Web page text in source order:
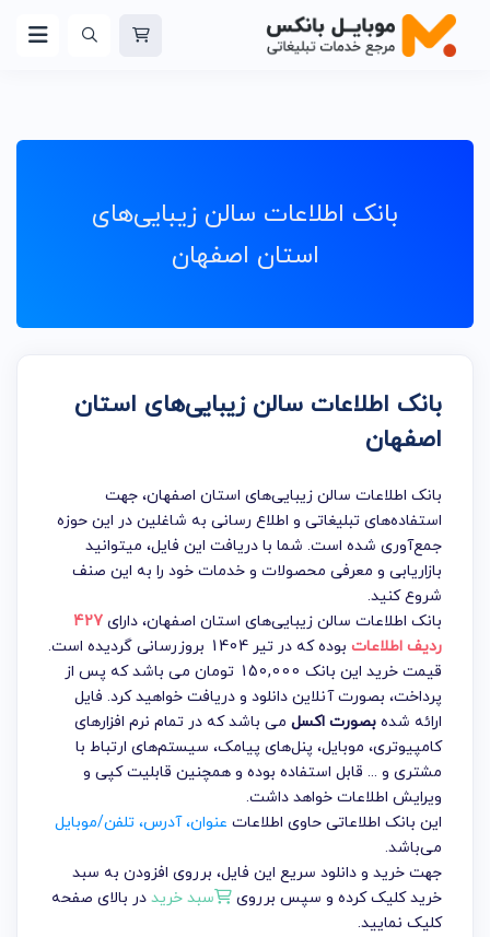
بانک اطلاعات سالن زیبایی‌های
استان اصفهان
بانک اطلاعات سالن زیبایی‌های استان
اصفهان
بانک اطلاعات سالن زیبایی‌های استان اصفهان، جهت
استفاده‌های تبلیغاتی و اطلاع رسانی به شاغلین در این حوزه
جمع‌آوری شده است. شما با دریافت این فایل، میتوانید
بازاریابی و معرفی محصولات و خدمات خود را به این صنف
شروع کنید.
بانک اطلاعات سالن زیبایی‌های استان اصفهان، دارای427
ردیف اطلاعات بوده که در تیر 1404 بروزرسانی گردیده است.
قیمت خرید این بانک 150,000 تومان می باشد که پس از
پرداخت، بصورت آنلاین دانلود و دریافت خواهید کرد. فایل
ارائه شدهبصورت اکسل می باشد که در تمام نرم افزارهای
کامپیوتری، موبایل، پنل‌های پیامک، سیستم‌های ارتباط با
مشتری و ... قابل استفاده بوده و همچنین قابلیت کپی و
ویرایش اطلاعات خواهد داشت.
این بانک اطلاعاتی حاوی اطلاعات عنوان، آدرس، تلفن/موبایل
می‌باشد.
جهت خرید و دانلود سریع این فایل، برروی افزودن به سبد
خرید کلیک کرده و سپس برروی
سبد خریددر بالای صفحه
کلیک نمایید.